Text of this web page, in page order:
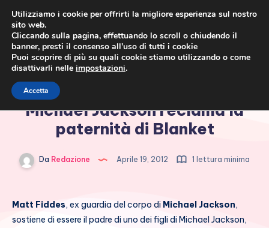
L’ex guardia del corpo di
Michael Jackson reclama la
paternità di Blanket
Da Redazione Aprile 19, 2012 1 lettura minima
Matt Fiddes, ex guardia del corpo di Michael Jackson,
sostiene di essere il padre di uno dei figli di Michael Jackson,
Utilizziamo i cookie per offrirti la migliore esperienza sul nostro
sito web.
Cliccando sulla pagina, effettuando lo scroll o chiudendo il
banner, presti il consenso all’uso di tutti i cookie
Puoi scoprire di più su quali cookie stiamo utilizzando o come
disattivarli nelle impostazioni.
Accetta